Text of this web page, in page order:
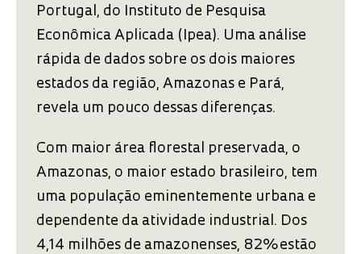
Portugal, do Instituto de Pesquisa
Econômica Aplicada (Ipea). Uma análise
rápida de dados sobre os dois maiores
estados da região, Amazonas e Pará,
revela um pouco dessas diferenças.
Com maior área florestal preservada, o
Amazonas, o maior estado brasileiro, tem
uma população eminentemente urbana e
dependente da atividade industrial. Dos
4,14 milhões de amazonenses, 82% estão